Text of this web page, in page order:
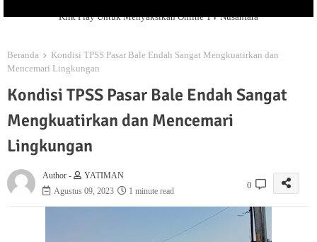
Klik Play Untuk Menyaksikan Online TV Nusantara
Beranda
Kondisi TPSS Pasar Bale Endah Sangat Mengkuatirkan dan
Mencemari Lingkungan
Kondisi TPSS Pasar Bale Endah Sangat
Mengkuatirkan dan Mencemari
Lingkungan
Author -
YATIMAN
Agustus 09, 2023
1 minute read
0